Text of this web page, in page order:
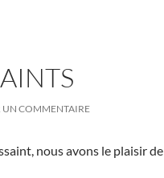
UN COMMENTAIRE
nous avons le plaisir de